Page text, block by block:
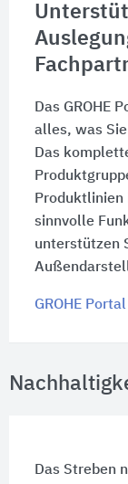
Das GROHE
alles, was
Das
Produktlinien
sinnvolle
unterstützen
GROHE
Das Streben